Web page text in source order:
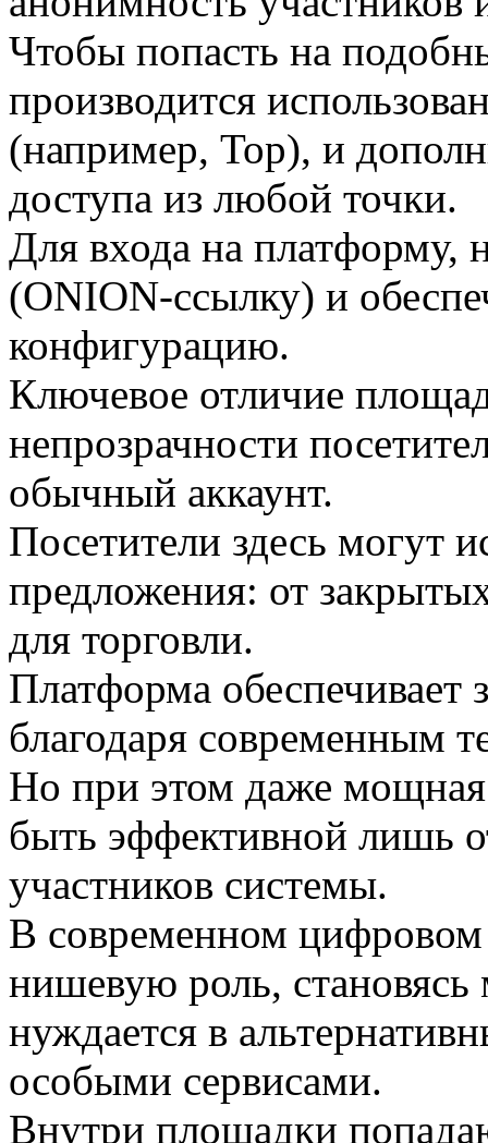
Чтобы попасть на
производится
(например, Тор), и
доступа из любой точки.
Для входа на платформу,
(ONION-ссылку) и
конфигурацию.
Ключевое отличие
непрозрачности
обычный аккаунт.
Посетители здесь могут
предложения: от
для торговли.
Платформа обеспечивает
благодаря современным
Но при этом даже
быть эффективной лишь
участников системы.
В современном цифровом
нишевую роль,
нуждается в
особыми сервисами.
Внутри площадки